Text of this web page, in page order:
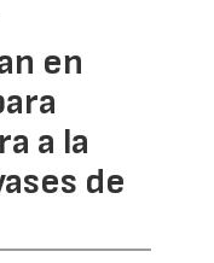
en
a la
de